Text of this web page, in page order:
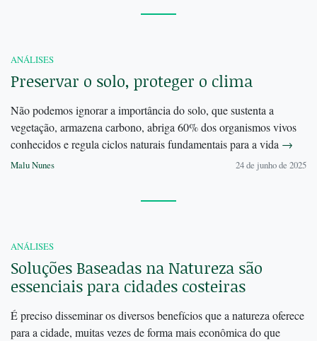
ANÁLISES
Preservar o solo, proteger o clima
Não podemos ignorar a importância do solo, que sustenta a
vegetação, armazena carbono, abriga 60% dos organismos vivos
conhecidos e regula ciclos naturais fundamentais para a vida →
Malu Nunes 24 de junho de 2025
ANÁLISES
Soluções Baseadas na Natureza são
essenciais para cidades costeiras
É preciso disseminar os diversos benefícios que a natureza oferece
para a cidade, muitas vezes de forma mais econômica do que